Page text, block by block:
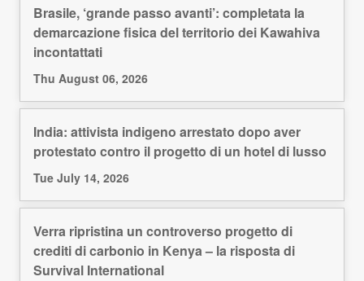
Brasile, ‘grande passo avanti’: completata la
demarcazione fisica del territorio dei Kawahiva
incontattati
Thu August 06, 2026
India: attivista indigeno arrestato dopo aver
protestato contro il progetto di un hotel di lusso
Tue July 14, 2026
Verra ripristina un controverso progetto di
crediti di carbonio in Kenya – la risposta di
Survival International